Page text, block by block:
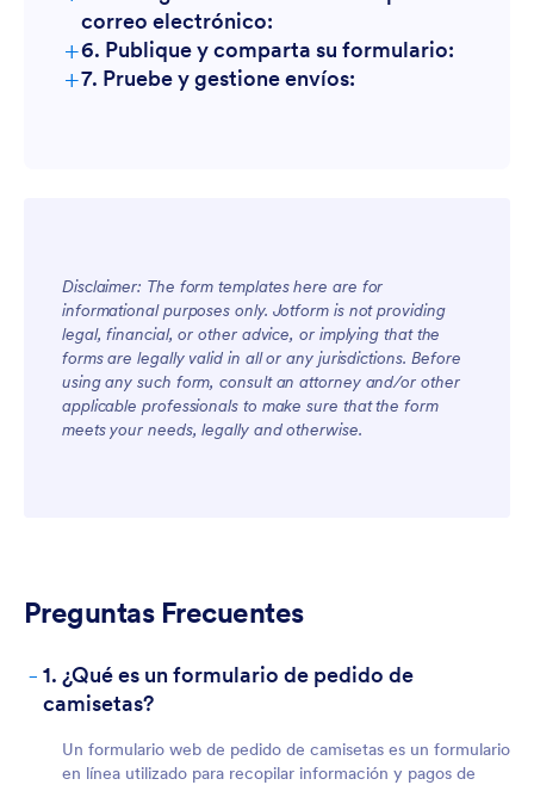
correo electrónico:
+6. Publique y comparta su formulario:
+7. Pruebe y gestione envíos:
Disclaimer: The form templates here are for
informational purposes only. Jotform is not providing
legal, financial, or other advice, or implying that the
forms are legally valid in all or any jurisdictions. Before
using any such form, consult an attorney and/or other
applicable professionals to make sure that the form
meets your needs, legally and otherwise.
Preguntas Frecuentes
- 1. ¿Qué es un formulario de pedido de
camisetas?
Un formulario web de pedido de camisetas es un formulario
en línea utilizado para recopilar información y pagos de